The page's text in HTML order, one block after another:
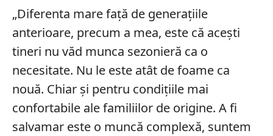
„Diferenta mare față de generațiile
anterioare, precum a mea, este că acești
tineri nu văd munca sezonieră ca o
necesitate. Nu le este atât de foame ca
nouă. Chiar și pentru condițiile mai
confortabile ale familiilor de origine. A fi
salvamar este o muncă complexă, suntem